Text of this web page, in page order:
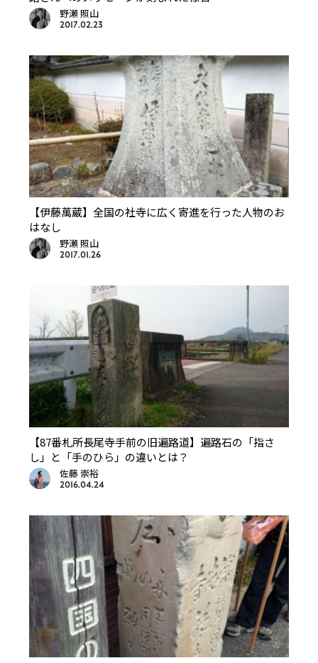
野瀬 照山
2017.02.23
【伊藤萬蔵】全国の社寺に広く寄進を行った人物のお
はなし
野瀬 照山
2017.01.26
【87番札所長尾寺手前の旧遍路道】遍路石の「指さ
し」と「手のひら」の違いとは？
佐藤 崇裕
2016.04.24